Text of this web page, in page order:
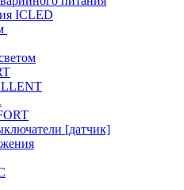
ICLED
[датчик]